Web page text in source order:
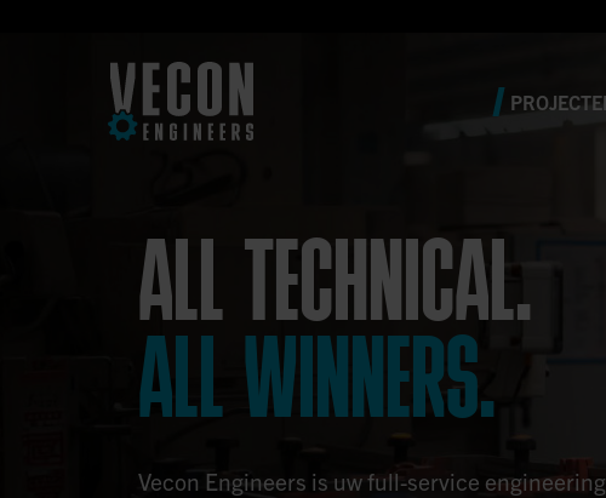
ALL TECHNICAL.
ALL WINNERS.
Vecon Engineers is uw full-service